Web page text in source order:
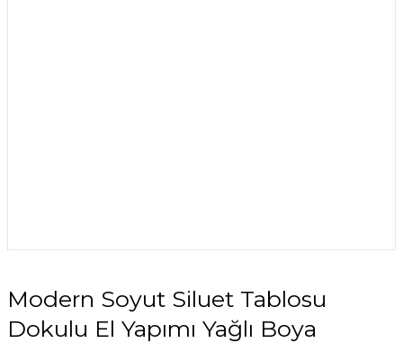
Modern Soyut Siluet Tablosu
Dokulu El Yapımı Yağlı Boya